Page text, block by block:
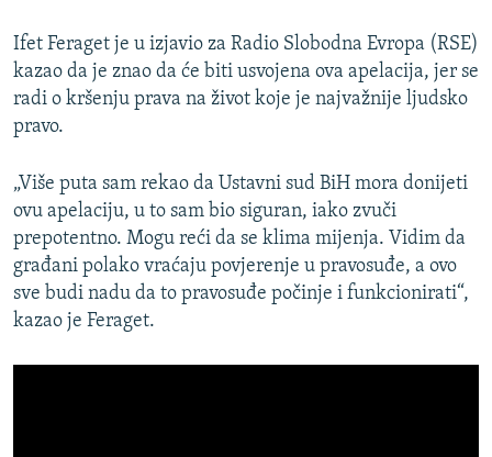
Ifet Feraget je u izjavio za Radio Slobodna Evropa (RSE)
kazao da je znao da će biti usvojena ova apelacija, jer se
radi o kršenju prava na život koje je najvažnije ljudsko
pravo.
„Više puta sam rekao da Ustavni sud BiH mora donijeti
ovu apelaciju, u to sam bio siguran, iako zvuči
prepotentno. Mogu reći da se klima mijenja. Vidim da
građani polako vraćaju povjerenje u pravosuđe, a ovo
sve budi nadu da to pravosuđe počinje i funkcionirati“,
kazao je Feraget.